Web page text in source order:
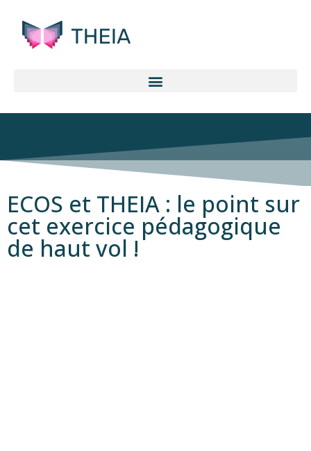
ECOS et THEIA : le point sur
cet exercice pédagogique
de haut vol !